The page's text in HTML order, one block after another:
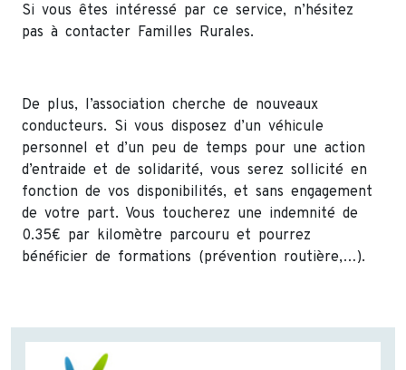
Si vous êtes intéressé par ce service, n’hésitez
pas à contacter Familles Rurales.
De plus, l’association cherche de nouveaux
conducteurs. Si vous disposez d’un véhicule
personnel et d’un peu de temps pour une action
d’entraide et de solidarité, vous serez sollicité en
fonction de vos disponibilités, et sans engagement
de votre part. Vous toucherez une indemnité de
0.35€ par kilomètre parcouru et pourrez
bénéficier de formations (prévention routière,…).